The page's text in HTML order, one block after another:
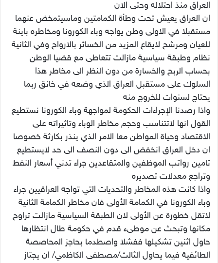
العراق منذ احتلاله وحتى الان
ان العراق يعيش تحت وطأة الكمامتين وماسيتمخض عنهما
مستقبلا في الاولى وطن يواجه وباء الكورونا ومخاطره باينة
للعيان ومرشح لايقاع المزيد من الخسائر بالارواح وفي الثانية
نظام وطبقة سياسية مازالت تتعاطى مع قضيا الوطن
بحساب الربح والخسارة من دون النظر الى مخاطر هذا
السلوك على مستقبل العراق الذي وضعه في خانق ربما
يحتاج لسنوات للخروج منه
واذا رصدنا الإجراءات الحكومة لمواجهة وباء الكورونا نستطيع
القول انها لاتتناسب وحجم مخاطر الوباء وتاثيراته على
الاقتصاد وحياة المواطن معا الامر الذي ينذر بكارثة خصوصا
ان دخل العراق انخفض الى دون النصف الى حد لايستطيع
تامين رواتب الموظفين والمتقاعدين جراء تدني أسعار النفط
وتراجع معدلات تصديره
واذا كانت هذه المخاطر والتحديات التي تواجه العراقيين جراء
وباء الكورونا في الكمامة الأولى فان مخاطر الكمامة الثانية
لاتقل خطورة عن الأولى لان الطبقة السياسية مازالت تراوح
مكانها وتبحث عن موطىء قدم في حكومة طال انتظارها
حاول اثنين تشكيلها ففشلا واصطدما بحاجز المحاصصة
الطائفية فيما يحاول الثالث/مصطفى الكاظمي/ ان يجتاز